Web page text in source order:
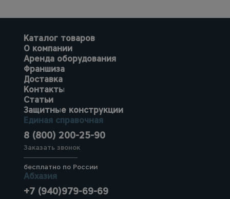
пушки
Металл и
металлообработка
Каталог товаров
О компании
Аренда оборудования
Франшиза
Доставка
Контакты
Статьи
Защитные конструкции
Единая справочная
8 (800) 200-25-90
Заказать звонок
бесплатно по России
Абхазия
+7 (940)979-69-69